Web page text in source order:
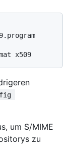
um S/MIME
zu